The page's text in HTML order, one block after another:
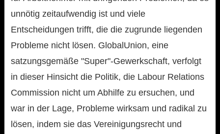
unnötig zeitaufwendig ist und viele
Entscheidungen trifft, die die zugrunde liegenden
Probleme nicht lösen. GlobalUnion, eine
satzungsgemäße "Super"-Gewerkschaft, verfolgt
in dieser Hinsicht die Politik, die Labour Relations
Commission nicht um Abhilfe zu ersuchen, und
war in der Lage, Probleme wirksam und radikal zu
lösen, indem sie das Vereinigungsrecht und